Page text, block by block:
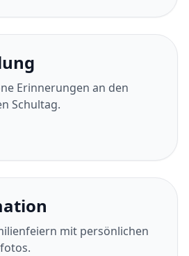
Erinnerungen an den
Schultag.
mit persönlichen